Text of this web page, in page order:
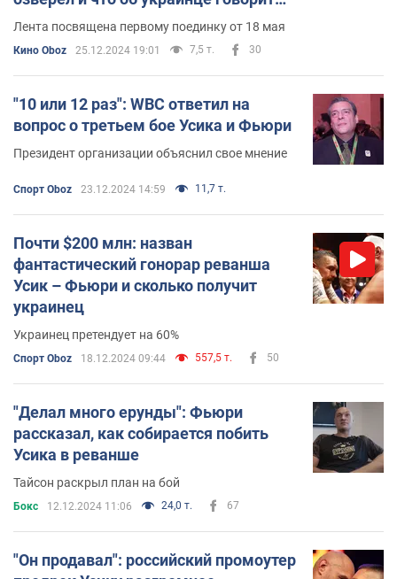
Кличко
Лента посвящена первому поединку от 18 мая
Кино Oboz 25.12.2024 19:01 7,5 т. 30
"10 или 12 раз": WBC ответил на
вопрос о третьем бое Усика и Фьюри
Президент организации объяснил свое мнение
Спорт Oboz 23.12.2024 14:59 11,7 т.
Почти $200 млн: назван
фантастический гонорар реванша
Усик – Фьюри и сколько получит
украинец
Украинец претендует на 60%
Спорт Oboz 18.12.2024 09:44 557,5 т. 50
"Делал много ерунды": Фьюри
рассказал, как собирается побить
Усика в реванше
Тайсон раскрыл план на бой
Бокс 12.12.2024 11:06 24,0 т. 67
"Он продавал": российский промоутер